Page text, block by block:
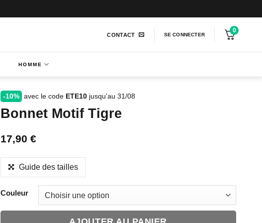
CONTACT SE CONNECTER
0
HOMME
-10% avec le code ETE10jusqu'au 31/08
Bonnet Motif Tigre
17,90 €
Guide des tailles
Couleur